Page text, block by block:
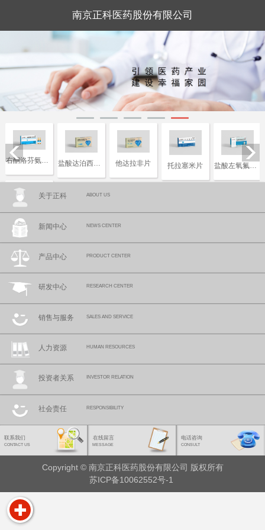
南京正科医药股份有限公司
右酮洛芬氨汀三醇注射液 盐酸达泊西汀片 他达拉非片 托拉塞米片 盐酸左氧氟沙星片
复合磷酸氢钾注射液
关于正科 ABOUT US
新闻中心 NEWS CENTER
产品中心 PRODUCT CENTER
研发中心 RESEARCH CENTER
销售与服务 SALES AND SERVICE
人力资源 HUMAN RESOURCES
投资者关系 INVESTOR RELATION
社会责任 RESPONSIBILITY
联系我们
CONTACT US
在线留言
MESSAGE
电话咨询
CONSULT
Copyright © 南京正科医药股份有限公司 版权所有
苏ICP备10062552号-1